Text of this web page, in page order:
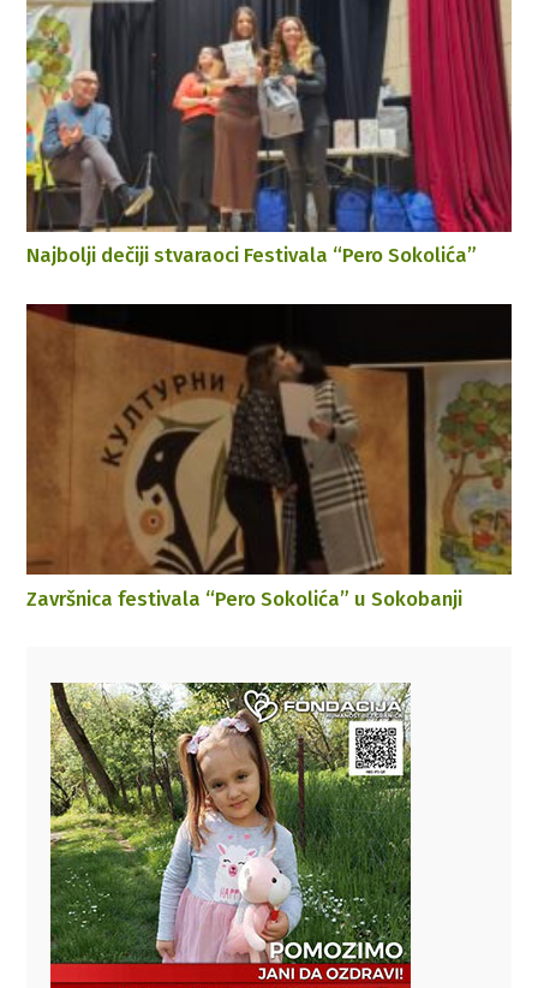
Najbolji dečiji stvaraoci Festivala “Pero Sokolića”
Završnica festivala “Pero Sokolića” u Sokobanji